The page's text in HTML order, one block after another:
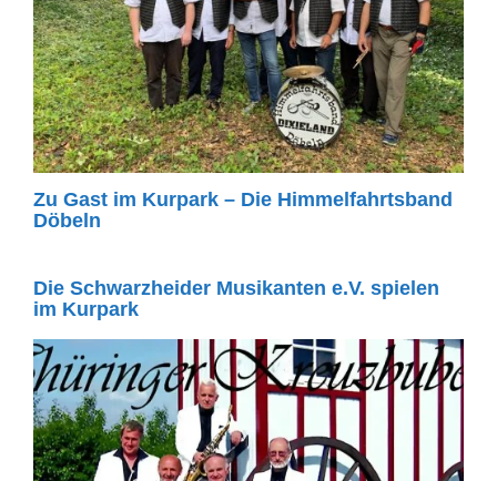
Zu Gast im Kurpark – Die Himmelfahrtsband
Döbeln
Die Schwarzheider Musikanten e.V. spielen
im Kurpark